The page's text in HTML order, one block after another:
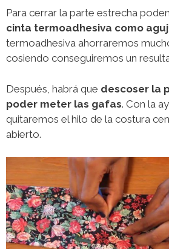
Para cerrar la parte estrecha
cinta termoadhesiva como
termoadhesiva ahorraremos
cosiendo conseguiremos un
Después, habrá que descoser la
poder meter las gafas. Con la
quitaremos el hilo de la costura
abierto.